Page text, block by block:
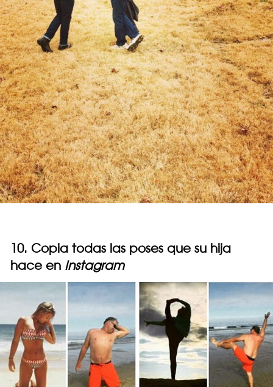
10. Copia todas las poses que su hija
hace en Instagram